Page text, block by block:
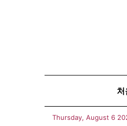
처
Thursday, August 6